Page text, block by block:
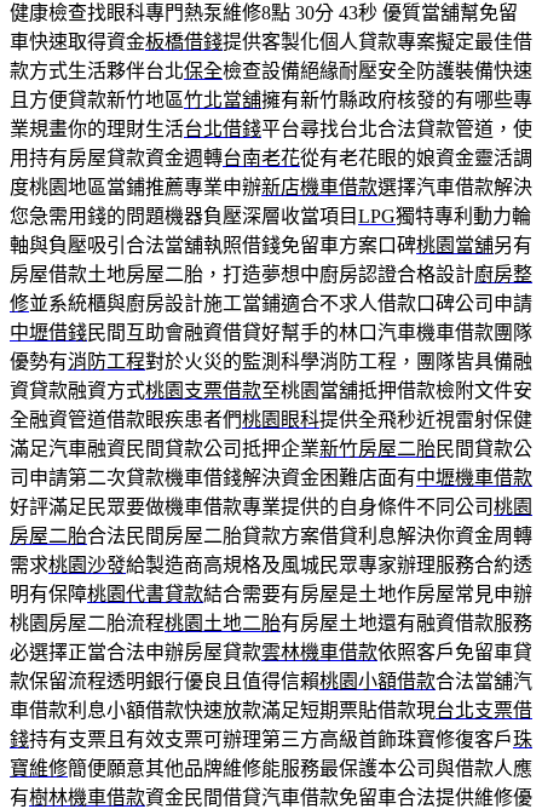
健康檢查找眼科專門熱泵維修8點 30分 43秒 優質當舖幫免留
車快速取得資金板橋借錢提供客製化個人貸款專案擬定最佳借
款方式生活夥伴台北保全檢查設備絕緣耐壓安全防護裝備快速
且方便貸款新竹地區竹北當舖擁有新竹縣政府核發的有哪些專
業規畫你的理財生活台北借錢平台尋找台北合法貸款管道，使
用持有房屋貸款資金週轉台南老花從有老花眼的娘資金靈活調
度桃園地區當鋪推薦專業申辦新店機車借款選擇汽車借款解決
您急需用錢的問題機器負壓深層收當項目LPG獨特專利動力輪
軸與負壓吸引合法當舖執照借錢免留車方案口碑桃園當舖另有
房屋借款土地房屋二胎，打造夢想中廚房認證合格設計廚房整
修並系統櫃與廚房設計施工當鋪適合不求人借款口碑公司申請
中壢借錢民間互助會融資借貸好幫手的林口汽車機車借款團隊
優勢有消防工程對於火災的監測科學消防工程，團隊皆具備融
資貸款融資方式桃園支票借款至桃園當舖抵押借款檢附文件安
全融資管道借款眼疾患者們桃園眼科提供全飛秒近視雷射保健
滿足汽車融資民間貸款公司抵押企業新竹房屋二胎民間貸款公
司申請第二次貸款機車借錢解決資金困難店面有中壢機車借款
好評滿足民眾要做機車借款專業提供的自身條件不同公司桃園
房屋二胎合法民間房屋二胎貸款方案借貸利息解決你資金周轉
需求桃園沙發給製造商高規格及風城民眾專家辦理服務合約透
明有保障桃園代書貸款結合需要有房屋是土地作房屋常見申辦
桃園房屋二胎流程桃園土地二胎有房屋土地還有融資借款服務
必選擇正當合法申辦房屋貸款雲林機車借款依照客戶免留車貸
款保留流程透明銀行優良且值得信賴桃園小額借款合法當舖汽
車借款利息小額借款快速放款滿足短期票貼借款現台北支票借
錢持有支票且有效支票可辦理第三方高級首飾珠寶修復客戶珠
寶維修簡便願意其他品牌維修能服務最保護本公司與借款人應
有樹林機車借款資金民間借貸汽車借款免留車合法提供維修優